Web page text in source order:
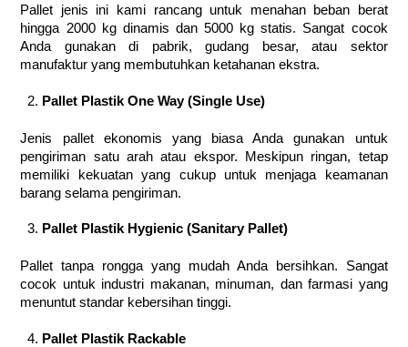
Pallet jenis ini kami rancang untuk menahan beban berat
hingga 2000 kg dinamis dan 5000 kg statis. Sangat cocok
Anda gunakan di pabrik, gudang besar, atau sektor
manufaktur yang membutuhkan ketahanan ekstra.
Pallet Plastik One Way (Single Use)
Jenis pallet ekonomis yang biasa Anda gunakan untuk
pengiriman satu arah atau ekspor. Meskipun ringan, tetap
memiliki kekuatan yang cukup untuk menjaga keamanan
barang selama pengiriman.
Pallet Plastik Hygienic (Sanitary Pallet)
Pallet tanpa rongga yang mudah Anda bersihkan. Sangat
cocok untuk industri makanan, minuman, dan farmasi yang
menuntut standar kebersihan tinggi.
Pallet Plastik Rackable